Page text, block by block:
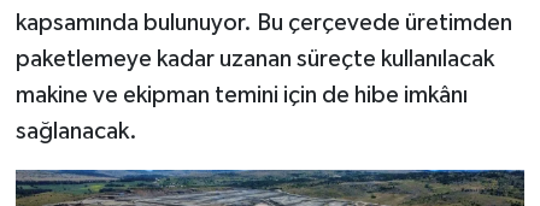
kapsamında bulunuyor. Bu çerçevede üretimden
paketlemeye kadar uzanan süreçte kullanılacak
makine ve ekipman temini için de hibe imkânı
sağlanacak.